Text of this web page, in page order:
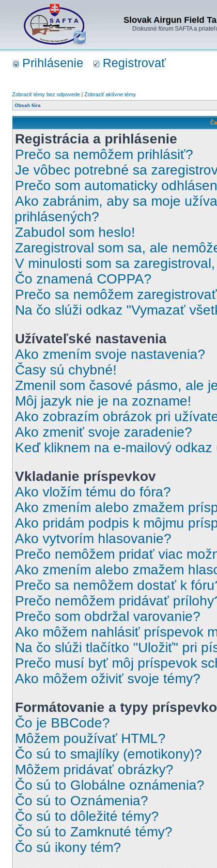
Slovak Airgun Field
Diskusné fórum SAFTA a
Prihlásenie Registrovať
Zobraziť témy bez odpovede | Zobraziť aktívne témy
Obsah fóra
Registrácia a prihlásenie
Prečo sa nemôžem prihlásiť?
Je vôbec potrebné sa
Prečo som automaticky
Ako zabránim, aby sa moje
prihlásených?
Zabudol som heslo!
Zaregistroval som sa, ale
V minulosti som sa
Čo znamená COPPA?
Prečo sa nemôžem
Na čo slúži odkaz "Vymazať
Užívateľské nastavenia
Ako zmením svoje nastavenia?
Časy sú chybné!
Zmenil som časové pásmo, ale
Môj jazyk nie je na zozname!
Ako zobrazím obrázok pri
Ako zmeniť svoje zaradenie?
Keď kliknem na e-mailový
Vkladanie príspevkov
Ako vložím tému do fóra?
Ako zmením alebo zmažem
Ako pridám podpis k môjmu
Ako vytvorím hlasovanie?
Prečo nemôžem pridať viac
Ako zmením alebo zmažem
Prečo sa nemôžem dostať k
Prečo nemôžem pridávať
Prečo som obdržal varovanie?
Ako môžem nahlásiť príspevok
Na čo slúži tlačítko "Uložiť" pri
Prečo musí byť môj príspevok
Ako môžem oživiť svoje témy?
Formátovanie a typy
Čo je BBCode?
Môžem používať HTML?
Čo sú to smajlíky (emotikony)?
Môžem pridávať obrázky?
Čo sú to Globálne oznámenia?
Čo sú to Oznámenia?
Čo sú to dôležité témy?
Čo sú to Zamknuté témy?
Čo sú ikony tém?